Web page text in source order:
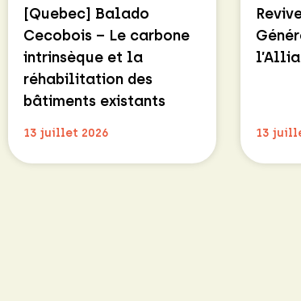
[Quebec] Balado
Cecobois – Le carbone
intrinsèque et la
réhabilitation des
bâtiments existants
13 juillet 2026 13